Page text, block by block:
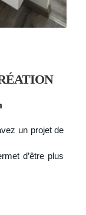
un projet de
d’être plus